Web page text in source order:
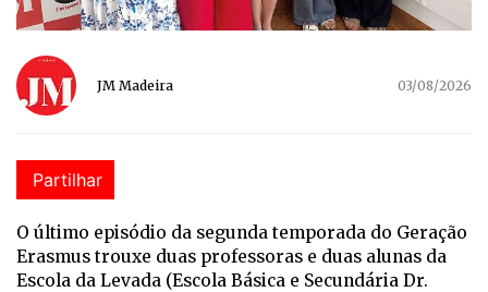
JM Madeira 03/08/2026
Partilhar
O último episódio da segunda temporada do Geração
Erasmus trouxe duas professoras e duas alunas da
Escola da Levada (Escola Básica e Secundária Dr.